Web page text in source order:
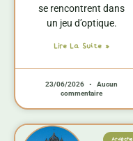
se rencontrent dans
un jeu d’optique.
Lire La Suite »
23/06/2026
Aucun
commentaire
Ardèche